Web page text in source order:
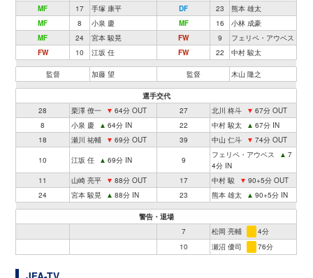
MF
17 手塚 康平 DF 23
熊本 雄太
MF
8 小泉 慶 MF 16
小林 成豪
MF
24 宮本 駿晃 FW 9
フェリペ・アウベス
FW
10 江坂 任 FW 22 中村 駿太
監督 加藤 望 監督 木山 隆之
選手交代
28
栗澤 僚一 ▼ 64分 OUT 27 北川 柊斗 ▼ 67分 OUT
8
小泉 慶 ▲ 64分 IN 22 中村 駿太 ▲ 67分 IN
18
瀬川 祐輔 ▼ 69分 OUT 39 中山 仁斗 ▼ 74分 OUT
10 江坂 任 ▲ 69分 IN 9
フェリペ・アウベス ▲ 7
4分 IN
11
山崎 亮平 ▼ 88分 OUT 17 中村 駿 ▼ 90+5分 OUT
24
宮本 駿晃 ▲ 88分 IN 23 熊本 雄太 ▲ 90+5分 IN
警告・退場
7
松岡 亮輔
4分
10
瀬沼 優司 76分